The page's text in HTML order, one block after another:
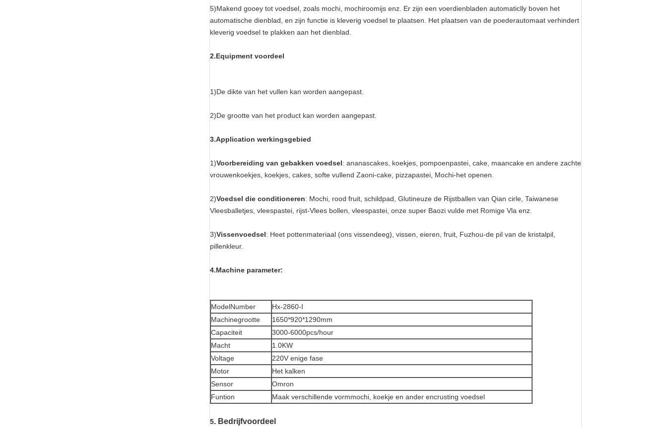
5)Makend gooey tot voedsel, zoals mochi, mochiroomijs enz. Er zijn een voerdienbladen automaticlly boven het
automatische dienblad, en zijn functie is kleverig voedsel te plaatsen. Het plaatsen van de poederautomaat verhindert
kleverig voedsel te plakken aan het dienblad.
2.Equipment voordeel
1)De dikte van het vullen kan worden aangepast.
2)De grootte van het product kan worden aangepast.
3.Application werkingsgebied
1)Voorbereiding van gebakken voedsel: ananascakes, koekjes, pompoenpastei, cake, maancake en andere zachte
vrouwenkoekjes, koekjes, cakes, softe vullend Zaoni-cake, pizzapastei, Mochi-het openen.
2)Voedsel die conditioneren: Mochi, rood fruit, schildpad, Glutineuze de Rijstballen van Qian cirle, Taiwanese
Vleesballetjes, vleespastei, rijst-Vlees bollen, vleespastei, onze super Baozi vulde met Romige Vla enz.
3)Vissenvoedsel: Heet pottenmateriaal (ons vissendeeg), vissen, eieren, fruit, Fuzhou-de pil van de kristalpil,
pillenkleur.
4.Machine parameter:
ModelNumber
Hx-2860-I
Machinegrootte
1650*920*1290mm
Capaciteit
3000-6000pcs/hour
Macht
1.0KW
Voltage
220V enige fase
Motor
Het kalken
Sensor
Omron
Funtion
Maak verschillende vormmochi, koekje en ander encrusting voedsel
5. Bedrijfvoordeel